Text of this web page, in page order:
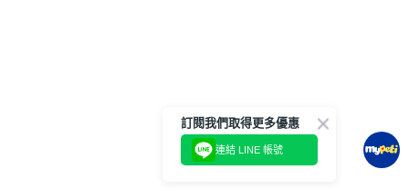
訂閱我們取得更多優惠
連結 LINE 帳號